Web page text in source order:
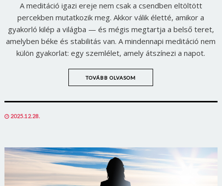
A meditáció igazi ereje nem csak a csendben eltöltött
percekben mutatkozik meg. Akkor válik életté, amikor a
gyakorló kilép a világba — és mégis megtartja a belső teret,
amelyben béke és stabilitás van. A mindennapi meditáció nem
külön gyakorlat: egy szemlélet, amely átszínezi a napot.
TOVÁBB OLVASOM
POSTED
2025.12.28.